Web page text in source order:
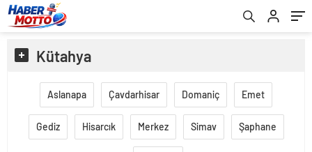
Kütahya
Aslanapa Çavdarhisar Domaniç Emet
Gediz Hisarcık Merkez Simav Şaphane